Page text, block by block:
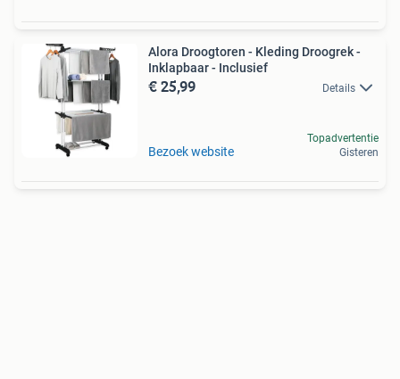
Alora Droogtoren - Kleding Droogrek -
Inklapbaar - Inclusief
€ 25,99 Details
Bezoek website
Topadvertentie
Gisteren